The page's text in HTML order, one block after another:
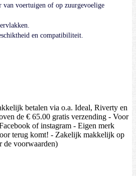
voertuigen of op zuurgevoelige
en compatibiliteit.
betalen via o.a. Ideal, Riverty en
de € 65.00 gratis verzending - Voor
of instagram - Eigen merk
terug komt! - Zakelijk makkelijk op
de voorwaarden)